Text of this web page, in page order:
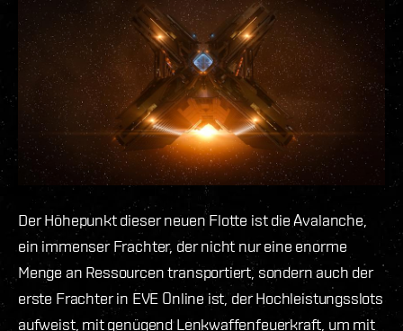
Der Höhepunkt dieser neuen Flotte ist die Avalanche,
ein immenser Frachter, der nicht nur eine enorme
Menge an Ressourcen transportiert, sondern auch der
erste Frachter in EVE Online ist, der Hochleistungsslots
aufweist, mit genügend Lenkwaffenfeuerkraft, um mit